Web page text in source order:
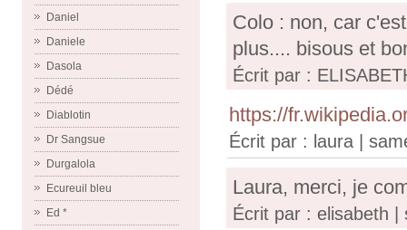
Daniel
Daniele
Dasola
Dédé
Diablotin
Dr Sangsue
Durgalola
Ecureuil bleu
Ed *
Colo : non, car
plus.... bisous et
Écrit par :
https://
Écrit par : laura |
Laura, merci, je
Écrit par : elisabeth |